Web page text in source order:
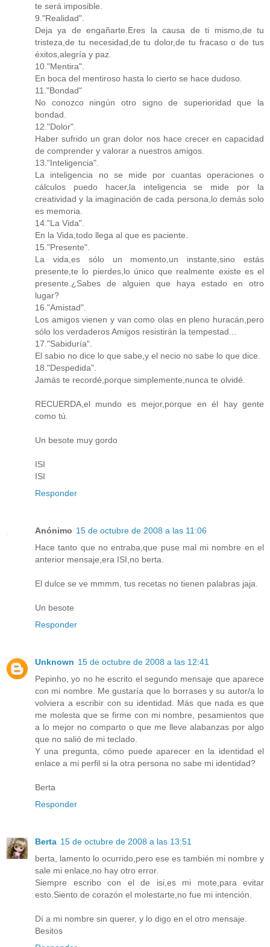
te será imposible.
9."Realidad".
Deja ya de engañarte.Eres la causa de ti mismo,de tu
tristeza,de tu necesidad,de tu dolor,de tu fracaso o de tus
éxitos,alegría y paz.
10."Mentira".
En boca del mentiroso hasta lo cierto se hace dudoso.
11."Bondad"
No conozco ningún otro signo de superioridad que la
bondad.
12."Dolor".
Haber sufrido un gran dolor nos hace crecer en capacidad
de comprender y valorar a nuestros amigos.
13."Inteligencia".
La inteligencia no se mide por cuantas operaciones o
cálculos puedo hacer,la inteligencia se mide por la
creatividad y la imaginación de cada persona,lo demás solo
es memoria.
14."La Vida".
En la Vida,todo llega al que es paciente.
15."Presente".
La vida,es sólo un momento,un instante,sino estás
presente,te lo pierdes,lo único que realmente existe es el
presente.¿Sabes de alguien que haya estado en otro
lugar?
16."Amistad".
Los amigos vienen y van como olas en pleno huracán,pero
sólo los verdaderos Amigos resistirán la tempestad...
17."Sabiduría".
El sabio no dice lo que sabe,y el necio no sabe lo que dice.
18."Despedida".
Jamás te recordé,porque simplemente,nunca te olvidé.
RECUERDA,el mundo es mejor,porque en él hay gente
como tú.
Un besote muy gordo
ISI
ISI
Responder
Anónimo 15 de octubre de 2008 a las 11:06
Hace tanto que no entraba,que puse mal mi nombre en el
anterior mensaje,era ISI,no berta.
El dulce se ve mmmm, tus recetas no tienen palabras jaja.
Un besote
Responder
Unknown 15 de octubre de 2008 a las 12:41
Pepinho, yo no he escrito el segundo mensaje que aparece
con mi nombre. Me gustaría que lo borrases y su autor/a lo
volviera a escribir con su identidad. Más que nada es que
me molesta que se firme con mi nombre, pesamientos que
a lo mejor no comparto o que me lleve alabanzas por algo
que no salió de mi teclado.
Y una pregunta, cómo puede aparecer en la identidad el
enlace a mi perfil si la otra persona no sabe mi identidad?
Berta
Responder
Berta 15 de octubre de 2008 a las 13:51
berta, lamento lo ocurrido,pero ese es también mi nombre y
sale mi enlace,no hay otro error.
Siempre escribo con el de isi,es mi mote,para evitar
esto.Siento de corazón el molestarte,no fue mi intención.
Dí a mi nombre sin querer, y lo digo en el otro mensaje.
Besitos